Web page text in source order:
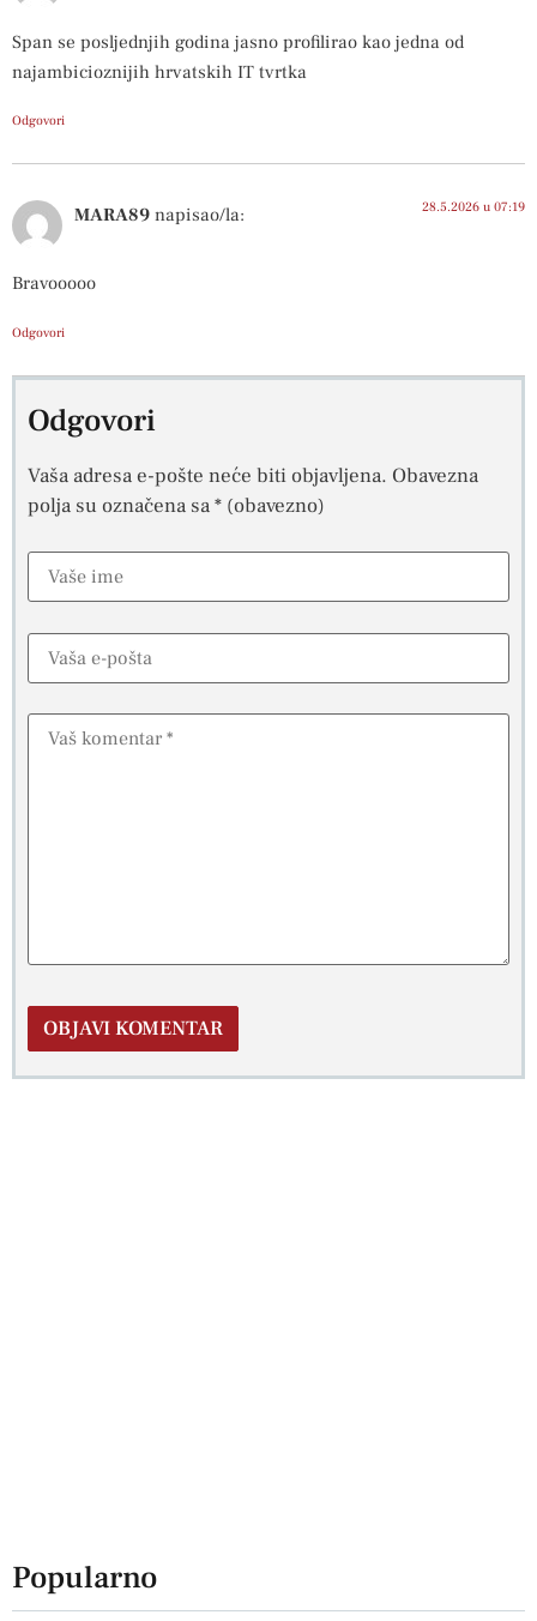
Span se posljednjih godina jasno profilirao kao jedna od
najambicioznijih hrvatskih IT tvrtka
Odgovori
MARA89 napisao/la: 28.5.2026 u 07:19
Bravooooo
Odgovori
Odgovori
Vaša adresa e-pošte neće biti objavljena. Obavezna
polja su označena sa* (obavezno)
Popularno